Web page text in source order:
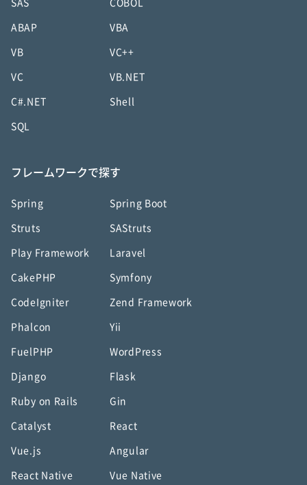
SAS COBOL
ABAP VBA
VB VC++
VC VB.NET
C#.NET Shell
SQL
フレームワークで探す
Spring Spring Boot
Struts SAStruts
Play Framework Laravel
CakePHP Symfony
CodeIgniter Zend Framework
Phalcon Yii
FuelPHP WordPress
Django Flask
Ruby on Rails Gin
Catalyst React
Vue.js Angular
React Native Vue Native